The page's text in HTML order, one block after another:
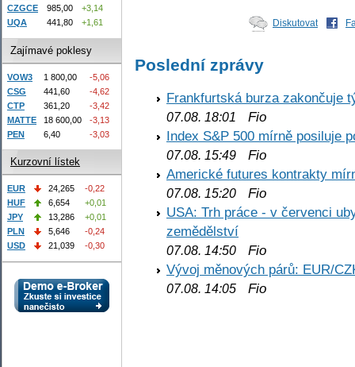
Diskutovat
Poslední zprávy
Frankfurtská burza zakončuje
07.08. 18:01
Fio
Index S&P 500 mírně posiluje
07.08. 15:49 Fio
Americké futures kontrakty
07.08. 15:20 Fio
USA: Trh práce - v červenci
zemědělství
07.08. 14:50 Fio
Vývoj měnových párů: EUR/
07.08. 14:05 Fio
CZGCE
985,00
+3,14
UQA
441,80 +1,61
Zajímavé poklesy
VOW3 1 800,00
-5,06
CSG
441,60
-4,62
CTP
361,20
-3,42
MATTE
18 600,00
-3,13
PEN
6,40 -3,03
Kurzovní lístek
EUR 24,265
-0,22
HUF
6,654
+0,01
JPY
13,286
+0,01
PLN
5,646
-0,24
USD
21,039 -0,30